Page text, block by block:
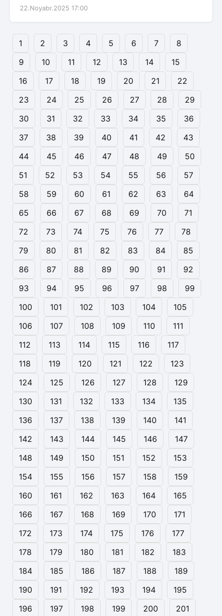
22.Noyabr.2025 17:00
1 2 3 4 5 6 7
8
9
10 11 12 13 14
15
16
17 18 19 20 21
22
23
24 25 26 27 28
29
30
31 32 33 34 35
36
37
38 39 40 41 42
43
44
45 46 47 48 49
50
51
52 53 54 55 56
57
58
59 60 61 62 63
64
65
66 67 68 69 70
71
72
73 74 75 76 77
78
79
80 81 82 83 84
85
86
87 88 89 90 91
92
93
94 95 96 97 98
99
100
101 102 103 104
105
106
107 108 109 110
111
112
113 114 115 116
117
118
119 120 121 122
123
124
125 126 127 128
129
130
131 132 133 134
135
136
137 138 139 140
141
142
143 144 145 146
147
148
149 150 151 152
153
154
155 156 157 158
159
160
161 162 163 164
165
166
167 168 169 170
171
172
173 174 175 176
177
178
179 180 181 182
183
184
185 186 187 188
189
190
191 192 193 194
195
196
197 198 199 200
201